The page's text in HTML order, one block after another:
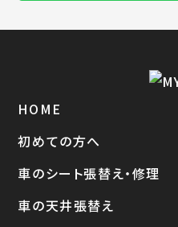
HOME
初めての方へ
車のシート張替え・修理
車の天井張替え